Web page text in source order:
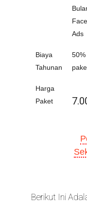
Ads
Biaya
Tahunan
50%
Harga
Paket
Berikut Ini